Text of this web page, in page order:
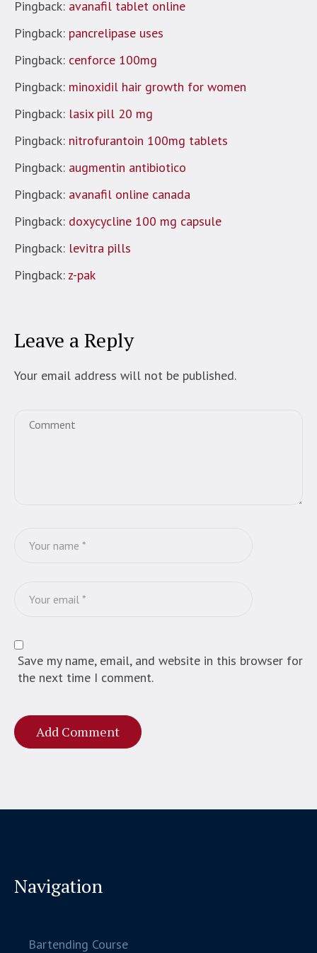
Pingback: avanafil tablet online
Pingback: pancrelipase uses
Pingback: cenforce 100mg
Pingback: minoxidil hair growth for women
Pingback: lasix pill 20 mg
Pingback: nitrofurantoin 100mg tablets
Pingback: augmentin antibiotico
Pingback: avanafil online canada
Pingback: doxycycline 100 mg capsule
Pingback: levitra pills
Pingback: z-pak
Leave a Reply
Your email address will not be published.
Save my name, email, and website in this browser for
the next time I comment.
Navigation
Bartending Course